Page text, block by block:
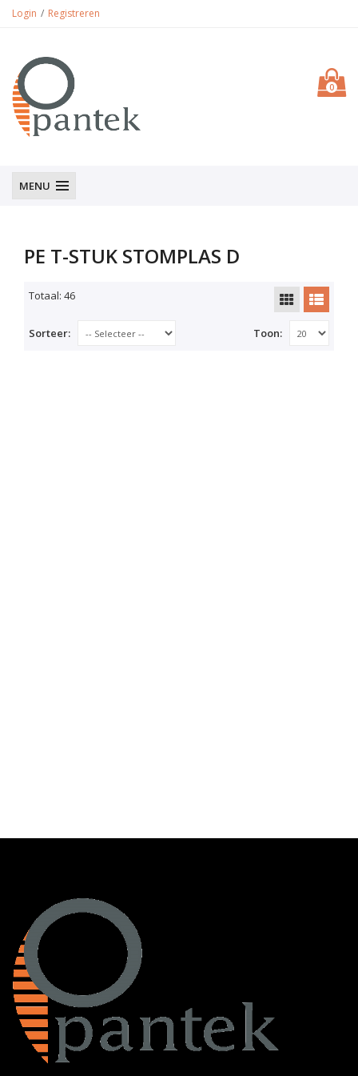
Login Registreren
0
MENU
PE T-STUK STOMPLAS D
Totaal: 46
Sorteer: Toon: